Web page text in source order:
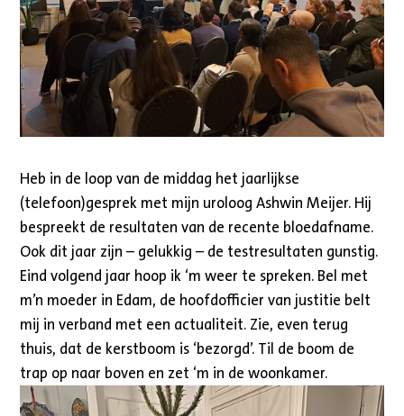
Heb in de loop van de middag het jaarlijkse
(telefoon)gesprek met mijn uroloog Ashwin Meijer. Hij
bespreekt de resultaten van de recente bloedafname.
Ook dit jaar zijn – gelukkig – de testresultaten gunstig.
Eind volgend jaar hoop ik ‘m weer te spreken. Bel met
m’n moeder in Edam, de hoofdofficier van justitie belt
mij in verband met een actualiteit. Zie, even terug
thuis, dat de kerstboom is ‘bezorgd’. Til de boom de
trap op naar boven en zet ‘m in de woonkamer.